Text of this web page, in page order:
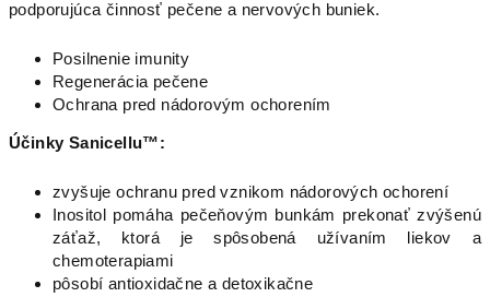
podporujúca činnosť pečene a nervových buniek.
Posilnenie imunity
Regenerácia pečene
Ochrana pred nádorovým ochorením
Účinky Sanicellu™:
zvyšuje ochranu pred vznikom nádorových ochorení
Inositol pomáha pečeňovým bunkám prekonať zvýšenú
záťaž, ktorá je spôsobená užívaním liekov a
chemoterapiami
pôsobí antioxidačne a detoxikačne